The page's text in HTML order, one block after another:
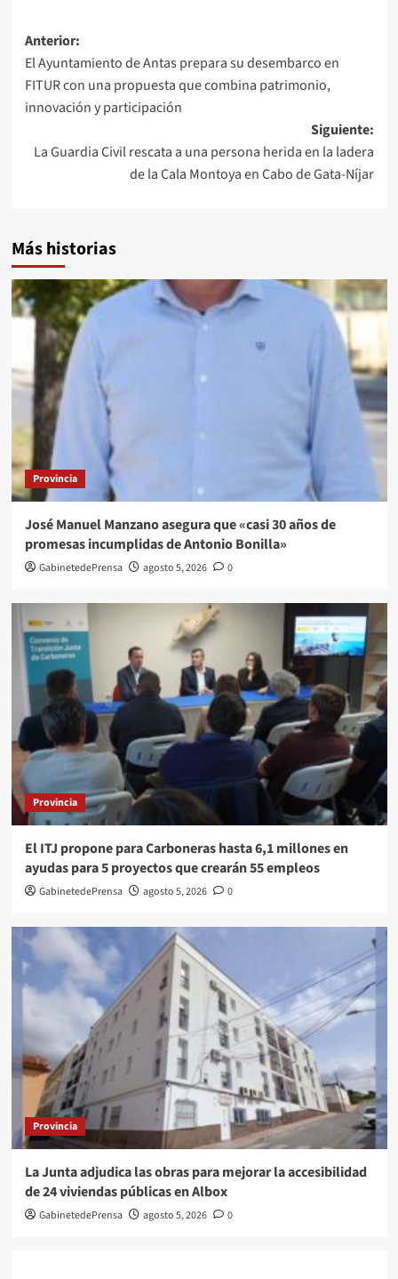
Navegación
de
entradas
Anterior:
El Ayuntamiento de Antas prepara su desembarco en
FITUR con una propuesta que combina patrimonio,
innovación y participación
Siguiente:
La Guardia Civil rescata a una persona herida en la ladera
de la Cala Montoya en Cabo de Gata-Níjar
Más historias
Provincia
José Manuel Manzano asegura que «casi 30 años de
promesas incumplidas de Antonio Bonilla»
GabinetedePrensa agosto 5, 2026 0
Provincia
El ITJ propone para Carboneras hasta 6,1 millones en
ayudas para 5 proyectos que crearán 55 empleos
GabinetedePrensa agosto 5, 2026 0
Provincia
La Junta adjudica las obras para mejorar la accesibilidad
de 24 viviendas públicas en Albox
GabinetedePrensa agosto 5, 2026 0